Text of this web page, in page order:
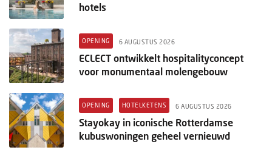
hotels
OPENING 6 AUGUSTUS 2026
ECLECT ontwikkelt hospitalityconcept
voor monumentaal molengebouw
OPENING HOTELKETENS 6 AUGUSTUS 2026
Stayokay in iconische Rotterdamse
kubuswoningen geheel vernieuwd